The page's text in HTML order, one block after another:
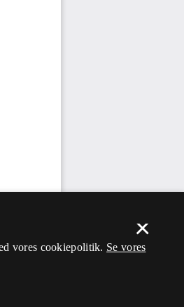
×
vores cookiepolitik. Se vores